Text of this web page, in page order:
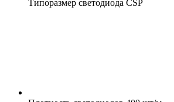
Типоразмер светодиода CSP